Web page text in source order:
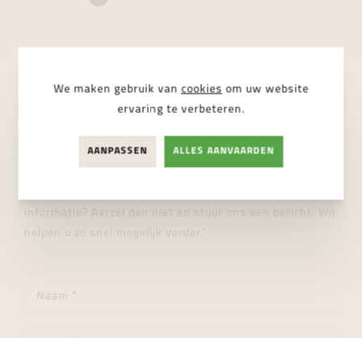
STUUR ONS EEN BERICHT
Wij helpen je graag verder!
informatie? Aarzel dan niet en stuur ons een bericht. Wij
helpen u zo snel mogelijk verder."
We maken gebruik van cookies om uw website
ervaring te verbeteren.
AANPASSEN ALLES AANVAARDEN